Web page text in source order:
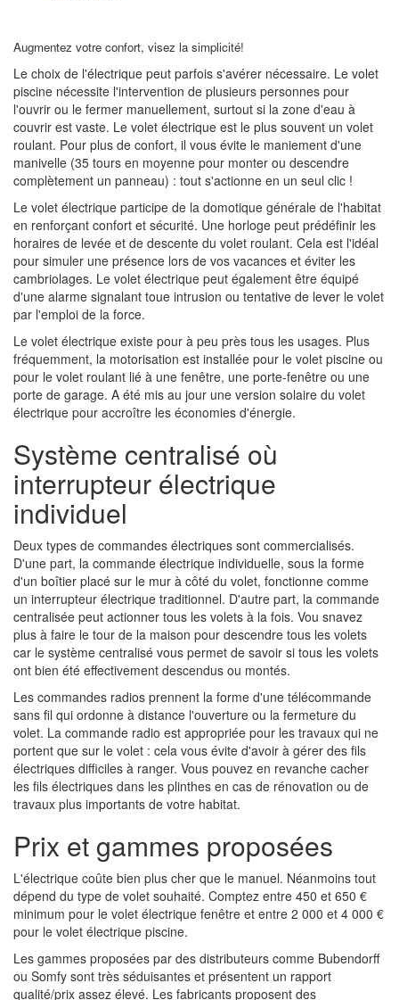
Augmentez votre confort, visez la simplicité!
Le choix de l'électrique peut parfois s'avérer nécessaire. Le volet
piscine nécessite l'intervention de plusieurs personnes pour
l'ouvrir ou le fermer manuellement, surtout si la zone d'eau à
couvrir est vaste. Le volet électrique est le plus souvent un volet
roulant. Pour plus de confort, il vous évite le maniement d'une
manivelle (35 tours en moyenne pour monter ou descendre
complètement un panneau) : tout s'actionne en un seul clic !
Le volet électrique participe de la domotique générale de l'habitat
en renforçant confort et sécurité. Une horloge peut prédéfinir les
horaires de levée et de descente du volet roulant. Cela est l'idéal
pour simuler une présence lors de vos vacances et éviter les
cambriolages. Le volet électrique peut également être équipé
d'une alarme signalant toue intrusion ou tentative de lever le volet
par l'emploi de la force.
Le volet électrique existe pour à peu près tous les usages. Plus
fréquemment, la motorisation est installée pour le volet piscine ou
pour le volet roulant lié à une fenêtre, une porte-fenêtre ou une
porte de garage. A été mis au jour une version solaire du volet
électrique pour accroître les économies d'énergie.
Système centralisé où
interrupteur électrique
individuel
Deux types de commandes électriques sont commercialisés.
D'une part, la commande électrique individuelle, sous la forme
d'un boîtier placé sur le mur à côté du volet, fonctionne comme
un interrupteur électrique traditionnel. D'autre part, la commande
centralisée peut actionner tous les volets à la fois. Vou snavez
plus à faire le tour de la maison pour descendre tous les volets
car le système centralisé vous permet de savoir si tous les volets
ont bien été effectivement descendus ou montés.
Les commandes radios prennent la forme d'une télécommande
sans fil qui ordonne à distance l'ouverture ou la fermeture du
volet. La commande radio est appropriée pour les travaux qui ne
portent que sur le volet : cela vous évite d'avoir à gérer des fils
électriques difficiles à ranger. Vous pouvez en revanche cacher
les fils électriques dans les plinthes en cas de rénovation ou de
travaux plus importants de votre habitat.
Prix et gammes proposées
L'électrique coûte bien plus cher que le manuel. Néanmoins tout
dépend du type de volet souhaité. Comptez entre 450 et 650 €
minimum pour le volet électrique fenêtre et entre 2 000 et 4 000 €
pour le volet électrique piscine.
Les gammes proposées par des distributeurs comme Bubendorff
ou Somfy sont très séduisantes et présentent un rapport
qualité/prix assez élevé. Les fabricants proposent des